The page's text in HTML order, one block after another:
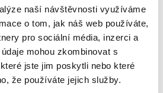
naší návštěvnosti využíváme
o tom, jak náš web používáte,
pro sociální média, inzerci a
mohou zkombinovat s
jste jim poskytli nebo které
že používáte jejich služby.
dat.
Optimalizováano pro efektivní
za vlastnictví a dodatečnou
škálovatelné a flexibilní
pro organizace hledající efektivní